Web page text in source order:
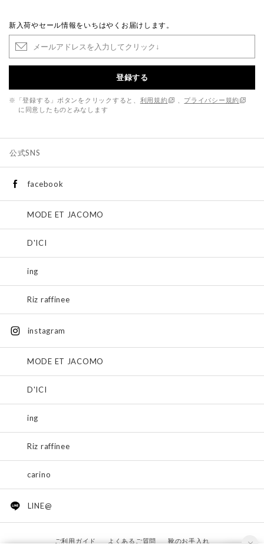
新入荷やセール情報をいちはやくお届けします。
登録する
※「登録する」ボタンをクリックすると、 利用規約
プライバシー規約
に同意したものとみなします
公式SNS
facebook
MODE ET JACOMO
D'ICI
ing
Riz raffinee
instagram
MODE ET JACOMO
D'ICI
ing
Riz raffinee
carino
LINE@
ご利用ガイド よくあるご質問 靴のお手入れ